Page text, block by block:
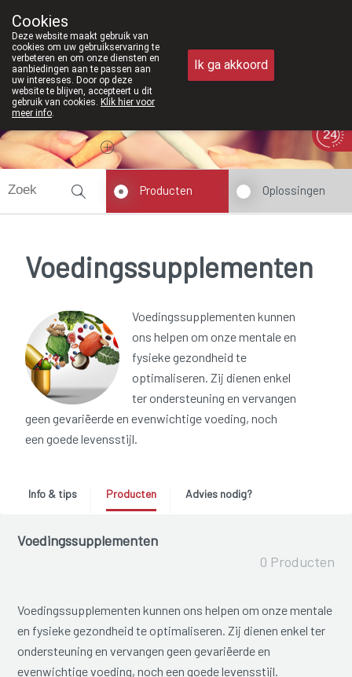
011/610300
Producten Oplossingen
Voedingssupplementen
Voedingssupplementen kunnen
ons helpen om onze mentale en
fysieke gezondheid te
optimaliseren. Zij dienen enkel
ter ondersteuning en vervangen
geen gevariëerde en evenwichtige voeding, noch
een goede levensstijl.
Info & tips Producten Advies nodig?
Voedingssupplementen
0 Producten
Voedingssupplementen kunnen ons helpen om onze mentale
en fysieke gezondheid te optimaliseren. Zij dienen enkel ter
ondersteuning en vervangen geen gevariëerde en
evenwichtige voeding, noch een goede levensstijl.
Cookies
Deze website maakt gebruik van
cookies om uw gebruikservaring te
verbeteren en om onze diensten en
aanbiedingen aan te passen aan
uw interesses. Door op deze
website te blijven, accepteert u dit
gebruik van cookies. Klik hier voor
meer info.
Ik ga akkoord